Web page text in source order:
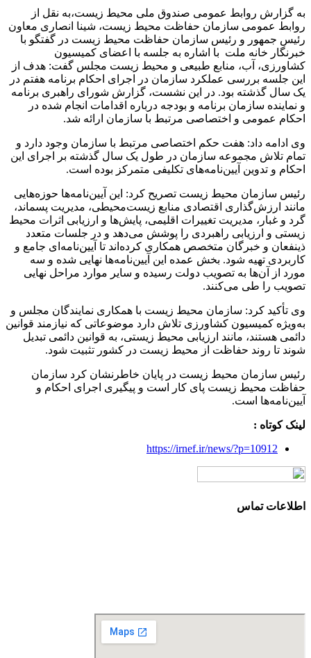
به گزارش روابط عمومی صندوق ملی محیط زیست،به نقل از
روابط عمومی سازمان حفاظت محیط زیست، شینا انصاری معاون
رئیس جمهور و رئیس سازمان حفاظت محیط زیست در گفتگو با
خبرنگار خانه ملت با اشاره به جلسه با اعضای کمیسیون
کشاورزی، آب، منابع طبیعی و محیط زیست مجلس گفت: هدف از
این جلسه بررسی عملکرد سازمان در اجرای احکام برنامه هفتم در
یک سال گذشته بود. در این نشست، گزارش شورای راهبری برنامه
و نماینده سازمان برنامه و بودجه درباره اقدامات انجام شده در
احکام عمومی و اختصاصی مرتبط با سازمان ارائه شد.
وی ادامه داد: هفت حکم اختصاصی مرتبط با سازمان وجود دارد و
تمام تلاش مجموعه سازمان در طول یک سال گذشته بر اجرای این
احکام و تدوین آیین‌نامه‌های تکلیفی متمرکز بوده است.
رئیس سازمان محیط زیست تصریح کرد: این آیین‌نامه‌ها حوزه‌هایی
مانند ارزش‌گذاری اقتصادی منابع زیست‌محیطی، مدیریت پسماند،
گرد و غبار، مدیریت تغییرات اقلیمی، پایش‌ها و ارزیابی اثرات محیط
زیستی و ارزیابی راهبردی را پوشش می‌دهد و در جلسات متعدد
ذینفعان و خبرگان متخصص همکاری کرده‌اند تا آیین‌نامه‌ای جامع و
کاربردی تهیه شود. بخش عمده این آیین‌نامه‌ها نهایی شده و سه
مورد از آن‌ها به تصویب دولت رسیده و سایر موارد مراحل نهایی
تصویب را طی می‌کنند.
وی تأکید کرد: سازمان محیط زیست با همکاری نمایندگان مجلس و
به‌ویژه کمیسیون کشاورزی تلاش دارد موضوعاتی که نیازمند قوانین
دائمی هستند، مانند ارزیابی محیط زیستی، به قوانین دائمی تبدیل
شوند تا روند حفاظت از محیط زیست در کشور تثبیت شود.
رئیس سازمان محیط زیست در پایان خاطرنشان کرد سازمان
حفاظت محیط زیست پای کار است و پیگیری اجرای احکام و
آیین‌نامه‌ها است.
لینک کوتاه :
https://irnef.ir/news/?p=10912
اطلاعات تماس